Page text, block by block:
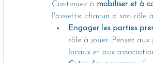
Continuez à mobiliser et à
l'assiette, chacun a son rôle
Engager les parties
rôle à jouer. Pensez
locaux et aux